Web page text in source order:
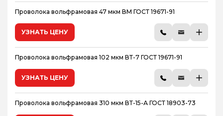
Проволока вольфрамовая 47 мкм ВМ ГОСТ 19671-91
УЗНАТЬ ЦЕНУ
Проволока вольфрамовая 102 мкм ВТ-7 ГОСТ 19671-91
УЗНАТЬ ЦЕНУ
Проволока вольфрамовая 310 мкм ВТ-15-А ГОСТ 18903-73